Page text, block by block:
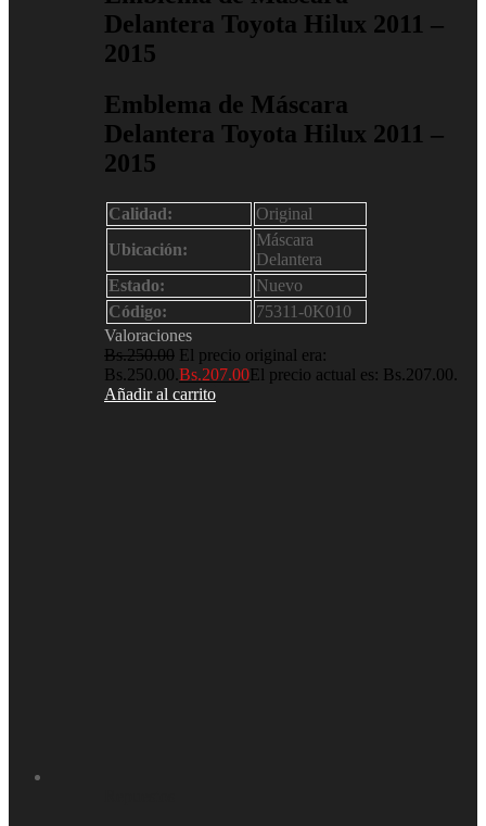
Delantera Toyota Hilux 2011 –
2015
Emblema de Máscara
Delantera Toyota Hilux 2011 –
2015
Calidad:
Original
Ubicación:
Máscara
Delantera
Estado:
Nuevo
Código:
75311-0K010
Valoraciones
Bs.250.00 El precio original era:
Bs.250.00.Bs.207.00El precio actual es: Bs.207.00.
Añadir al carrito